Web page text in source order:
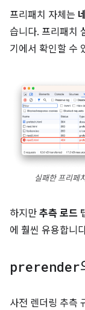
프리패치 자체는
습니다. 프리패치
기에서 확인할 수
실패한 프리페
하지만 추측 로드
에 훨씬 유용합니
prerender
사전 렌더링 추측